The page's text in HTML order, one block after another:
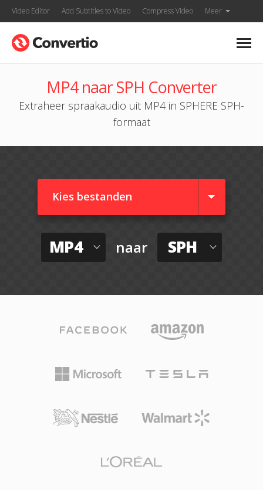
Video Editor Add Subtitles to Video Compress Video Meer
MP4 naar SPH Converter
Extraheer spraakaudio uit MP4 in SPHERE SPH-
formaat
Kies bestanden
MP4 naar SPH